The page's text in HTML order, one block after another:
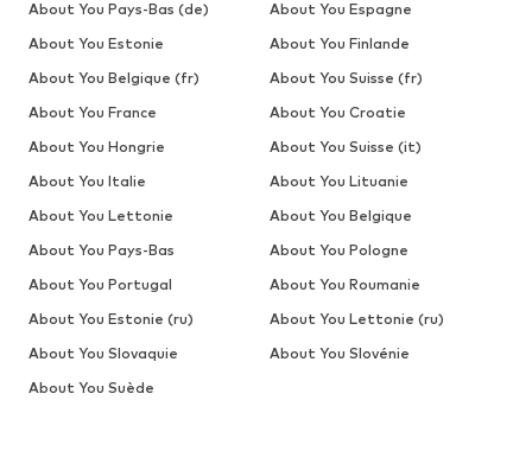
About You Pays-Bas (de)
About You Espagne
About You Estonie
About You Finlande
About You Belgique (fr)
About You Suisse (fr)
About You France
About You Croatie
About You Hongrie
About You Suisse (it)
About You Italie
About You Lituanie
About You Lettonie
About You Belgique
About You Pays-Bas
About You Pologne
About You Portugal
About You Roumanie
About You Estonie (ru)
About You Lettonie (ru)
About You Slovaquie
About You Slovénie
About You Suède